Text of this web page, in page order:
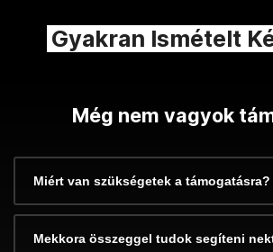
Gyakran Ismételt
Még nem vagyok
Miért van szükségetek a támogatásra?
Mekkora összeggel tudok segíteni